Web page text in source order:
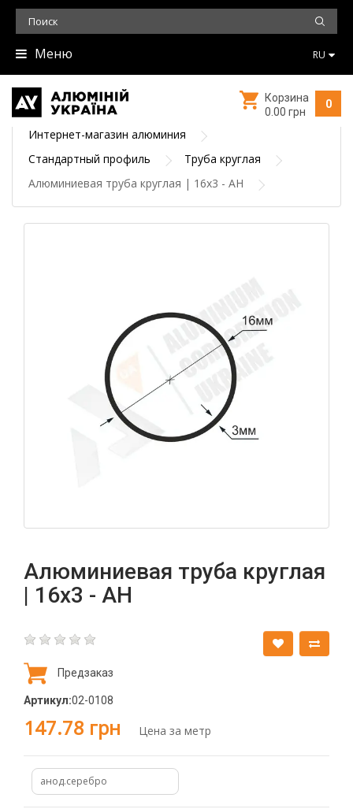
Меню RU
0
Корзина
0.00 грн
Интернет-магазин алюминия
Стандартный профиль
Труба круглая
Алюминиевая труба круглая | 16х3 - АН
Алюминиевая труба круглая
| 16х3 - АН
Предзаказ
Артикул:02-0108
147.78 грн Цена за метр
анод.серебро